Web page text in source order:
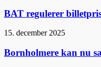
BAT regulerer
15. december 2025
Bornholmere kan nu